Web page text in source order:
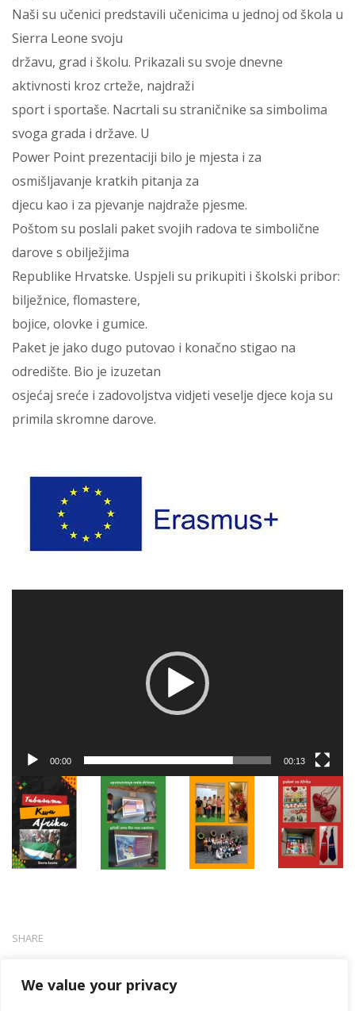
We value your privacy
Naši su učenici predstavili učenicima u jednoj od škola u
Sierra Leone svoju
državu, grad i školu. Prikazali su svoje dnevne
aktivnosti kroz crteže, najdraži
sport i sportaše. Nacrtali su straničnike sa simbolima
svoga grada i države. U
Power Point prezentaciji bilo je mjesta i za
osmišljavanje kratkih pitanja za
djecu kao i za pjevanje najdraže pjesme.
Poštom su poslali paket svojih radova te simbolične
darove s obilježjima
Republike Hrvatske. Uspjeli su prikupiti i školski pribor:
bilježnice, flomastere,
bojice, olovke i gumice.
Paket je jako dugo putovao i konačno stigao na
odredište. Bio je izuzetan
osjećaj sreće i zadovoljstva vidjeti veselje djece koja su
primila skromne darove.
00:00 00:13
SHARE